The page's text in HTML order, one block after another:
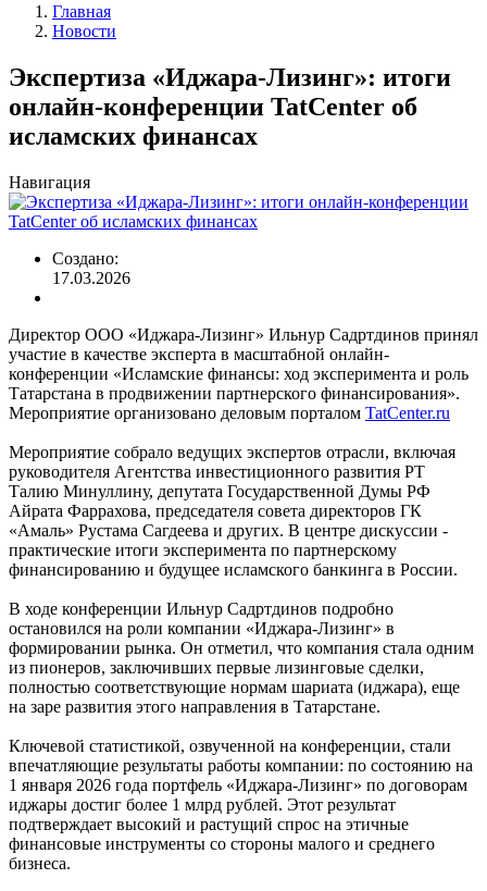
Главная
Новости
Экспертиза «Иджара-Лизинг»: итоги
онлайн-конференции TatCenter об
исламских финансах
Навигация
Создано:
17.03.2026
Директор ООО «Иджара-Лизинг» Ильнур Садртдинов принял
участие в качестве эксперта в масштабной онлайн-
конференции «Исламские финансы: ход эксперимента и роль
Татарстана в продвижении партнерского финансирования».
Мероприятие организовано деловым порталом TatCenter.ru
Мероприятие собрало ведущих экспертов отрасли, включая
руководителя Агентства инвестиционного развития РТ
Талию Минуллину, депутата Государственной Думы РФ
Айрата Фаррахова, председателя совета директоров ГК
«Амаль» Рустама Сагдеева и других. В центре дискуссии -
практические итоги эксперимента по партнерскому
финансированию и будущее исламского банкинга в России.
В ходе конференции Ильнур Садртдинов подробно
остановился на роли компании «Иджара-Лизинг» в
формировании рынка. Он отметил, что компания стала одним
из пионеров, заключивших первые лизинговые сделки,
полностью соответствующие нормам шариата (иджара), еще
на заре развития этого направления в Татарстане.
Ключевой статистикой, озвученной на конференции, стали
впечатляющие результаты работы компании: по состоянию на
1 января 2026 года портфель «Иджара-Лизинг» по договорам
иджары достиг более 1 млрд рублей. Этот результат
подтверждает высокий и растущий спрос на этичные
финансовые инструменты со стороны малого и среднего
бизнеса.